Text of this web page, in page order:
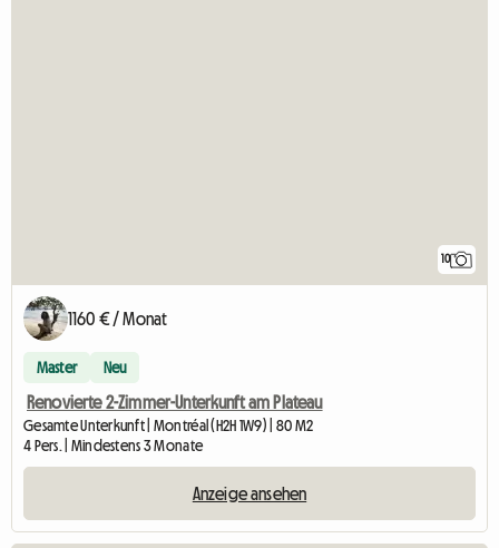
10
1160 € / Monat
Master Neu
Renovierte 2-Zimmer-Unterkunft am Plateau
Gesamte Unterkunft | Montréal (H2H 1W9) | 80 M2
4 Pers. | Mindestens 3 Monate
Anzeige ansehen